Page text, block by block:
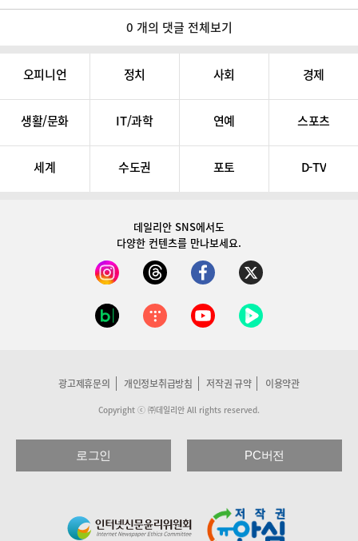
0 개의 댓글 전체보기
오피니언 정치 사회 경제
생활/문화 IT/과학 연예 스포츠
세계 수도권 포토 D-TV
데일리안 SNS에서도
다양한 컨텐츠를 만나보세요.
광고제휴문의 개인정보취급방침 저작권 규약 이용약관
Copyright ⓒ ㈜데일리안 All rights reserved.
로그인 PC버전